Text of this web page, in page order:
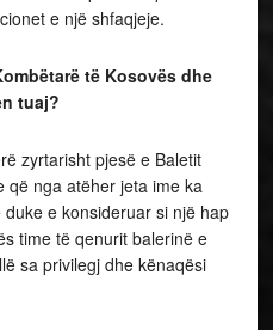
e një shfaqjeje.
të Kosovës dhe
tuaj?
zyrtarisht pjesë e Baletit
që nga atëher jeta ime ka
e konsideruar si një hap
time të qenurit balerinë e
sa privilegj dhe kënaqësi